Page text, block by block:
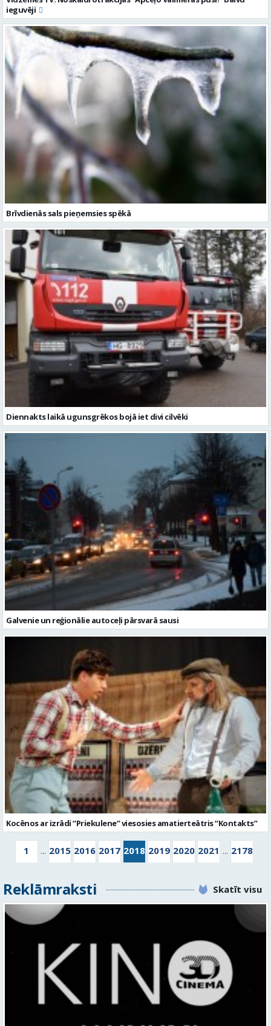
ieguvēji
Brīvdienās sals pieņemsies spēkā
Diennakts laikā ugunsgrēkos bojā iet divi cilvēki
Galvenie un reģionālie autoceļi pārsvarā sausi
Kocēnos ar izrādi “Priekulene” viesosies amatierteātris “Kontakts”
1 ... 2015 2016 2017 2018 2019 2020 2021 ... 2178
Reklāmraksti Skatīt visu